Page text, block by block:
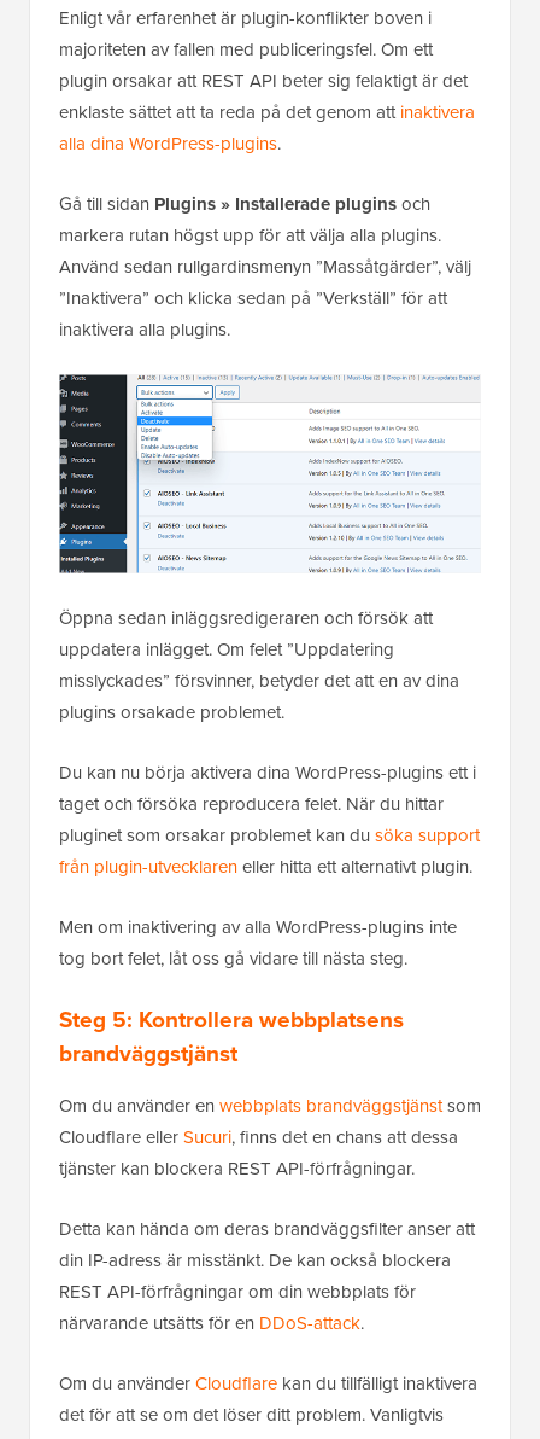
Enligt vår erfarenhet är plugin-konflikter boven i
majoriteten av fallen med publiceringsfel. Om ett
plugin orsakar att REST API beter sig felaktigt är det
enklaste sättet att ta reda på det genom attinaktivera
alla dina WordPress-plugins.
Gå till sidan Plugins » Installerade pluginsoch
markera rutan högst upp för att välja alla plugins.
Använd sedan rullgardinsmenyn ”Massåtgärder”, välj
”Inaktivera” och klicka sedan på ”Verkställ” för att
inaktivera alla plugins.
Öppna sedan inläggsredigeraren och försök att
uppdatera inlägget. Om felet ”Uppdatering
misslyckades” försvinner, betyder det att en av dina
plugins orsakade problemet.
Du kan nu börja aktivera dina WordPress-plugins ett i
taget och försöka reproducera felet. När du hittar
pluginet som orsakar problemet kan du söka support
från plugin-utvecklareneller hitta ett alternativt plugin.
Men om inaktivering av alla WordPress-plugins inte
tog bort felet, låt oss gå vidare till nästa steg.
Steg 5: Kontrollera webbplatsens
brandväggstjänst
Om du använder en webbplats brandväggstjänstsom
Cloudflare ellerSucuri, finns det en chans att dessa
tjänster kan blockera REST API-förfrågningar.
Detta kan hända om deras brandväggsfilter anser att
din IP-adress är misstänkt. De kan också blockera
REST API-förfrågningar om din webbplats för
närvarande utsätts för en DDoS-attack.
Om du använderCloudflare kan du tillfälligt inaktivera
det för att se om det löser ditt problem. Vanligtvis